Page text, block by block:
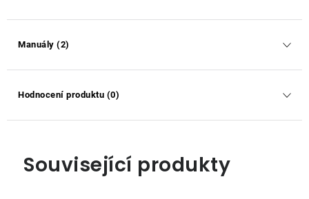
Manuály (2)
Hodnocení produktu (0)
Související produkty